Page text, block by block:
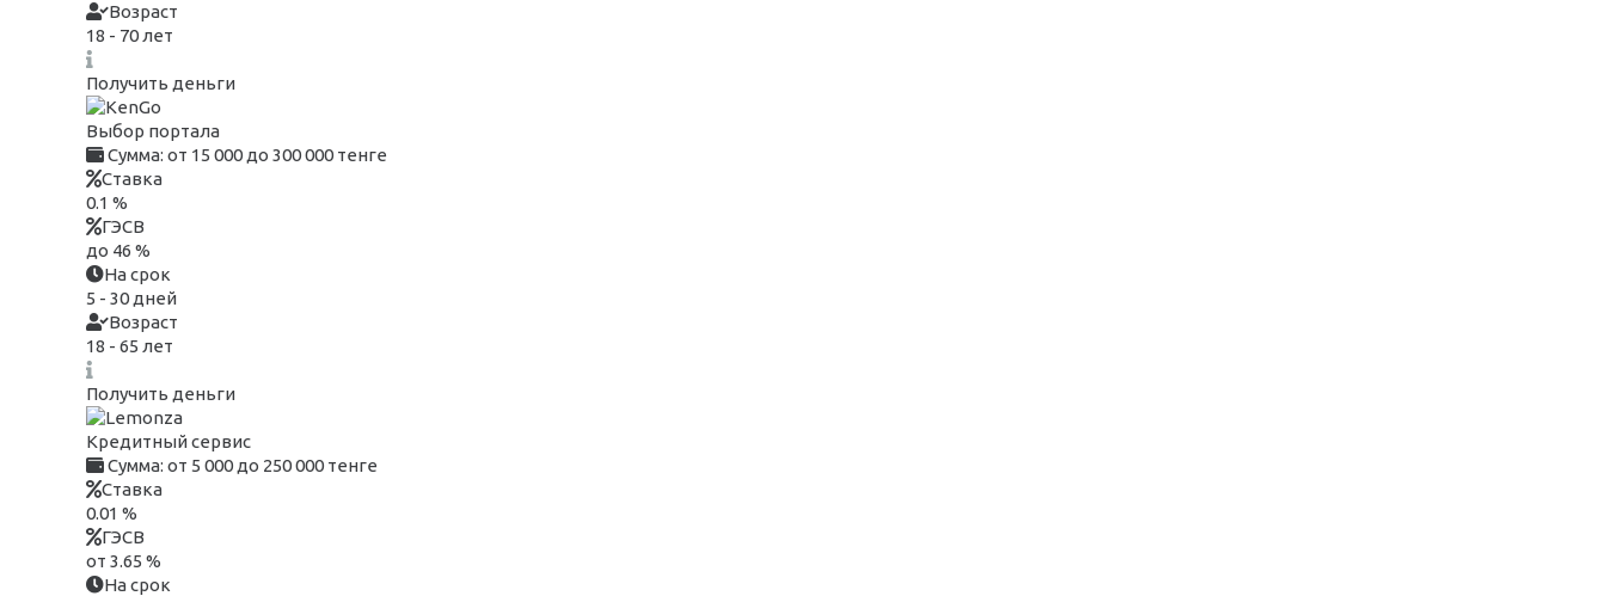
Возраст
18 - 70 лет
Получить деньги
Выбор портала
Сумма: от 15 000 до 300 000 тенге
Ставка
0.1 %
ГЭСВ
до 46 %
На срок
5 - 30 дней
Возраст
18 - 65 лет
Получить деньги
Кредитный сервис
Сумма: от 5 000 до 250 000 тенге
Ставка
0.01 %
ГЭСВ
от 3.65 %
На срок